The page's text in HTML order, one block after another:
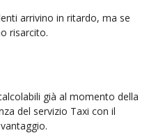
arrivino in ritardo, ma se
risarcito.
già al momento della
del servizio Taxi con il